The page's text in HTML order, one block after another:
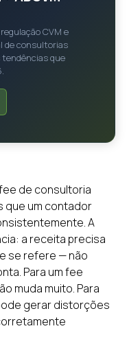
CVM e
de consultorias
que
de consultoria
que um contador
A
a receita precisa
se refere — não
Para um fee
muda muito. Para
gerar distorções